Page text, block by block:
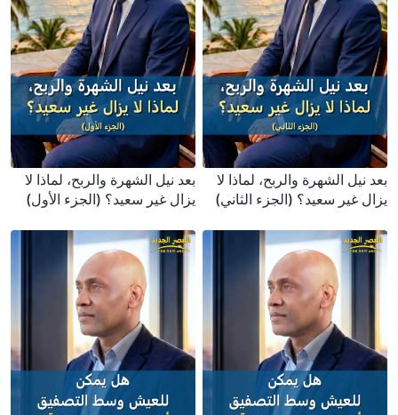
بعد نيل الشهرة والربح، لماذا لا
يزال غير سعيد؟ (الجزء الثاني)
بعد نيل الشهرة والربح، لماذا لا
يزال غير سعيد؟ (الجزء الأول)